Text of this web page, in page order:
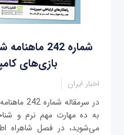
شماره 242
بازی‌های
اخبار ایران
در
به ده مهارت مهم نرم و
می‌شوید، در فصل شاهراه